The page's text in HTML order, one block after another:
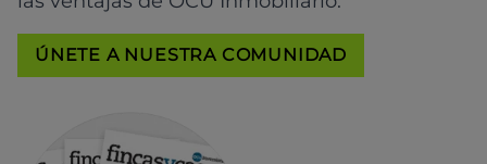
ÚNETE A NUESTRA COMUNIDAD